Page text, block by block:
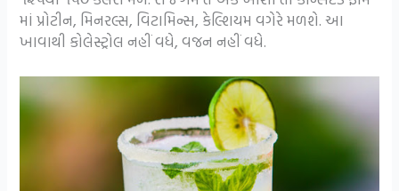
માં પ્રોટીન, મિનરલ્સ, વિટામિન્સ, કેલ્શિયમ વગેરે મળશે. આ
ખાવાથી કોલેસ્ટ્રોલ નહીં વધે, વજન નહીં વધે.